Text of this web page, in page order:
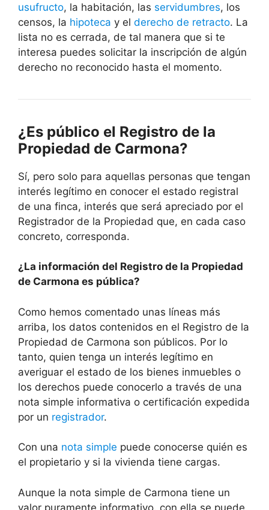
usufructo, la habitación, las servidumbres, los
censos, la hipoteca y el derecho de retracto. La
lista no es cerrada, de tal manera que si te
interesa puedes solicitar la inscripción de algún
derecho no reconocido hasta el momento.
¿Es público el Registro de la
Propiedad de Carmona?
Sí, pero solo para aquellas personas que tengan
interés legítimo en conocer el estado registral
de una finca, interés que será apreciado por el
Registrador de la Propiedad que, en cada caso
concreto, corresponda.
¿La información del Registro de la Propiedad
de Carmona es pública?
Como hemos comentado unas líneas más
arriba, los datos contenidos en el Registro de la
Propiedad de Carmona son públicos. Por lo
tanto, quien tenga un interés legítimo en
averiguar el estado de los bienes inmuebles o
los derechos puede conocerlo a través de una
nota simple informativa o certificación expedida
por un registrador.
Con una nota simple puede conocerse quién es
el propietario y si la vivienda tiene cargas.
Aunque la nota simple de Carmona tiene un
valor puramente informativo, con ella se puede